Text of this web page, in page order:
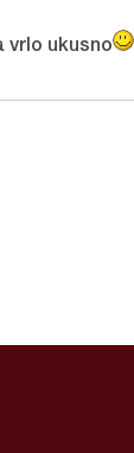
vrlo ukusno